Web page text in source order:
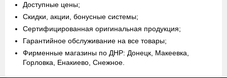
Доступные цены;
Скидки, акции, бонусные системы;
Сертифицированная оригинальная продукция;
Гарантийное обслуживание на все товары;
Фирменные магазины по ДНР: Донецк, Макеевка,
Горловка, Енакиево, Снежное.